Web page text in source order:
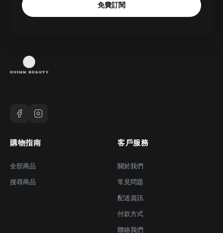
免費訂閱
購物指南
全部商品
搜尋商品
客戶服務
關於我們
常見問題
配送資訊
付款方式
聯絡我們